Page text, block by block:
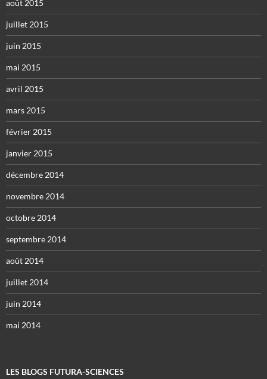
août 2015
juillet 2015
juin 2015
mai 2015
avril 2015
mars 2015
février 2015
janvier 2015
décembre 2014
novembre 2014
octobre 2014
septembre 2014
août 2014
juillet 2014
juin 2014
mai 2014
LES BLOGS FUTURA-SCIENCES